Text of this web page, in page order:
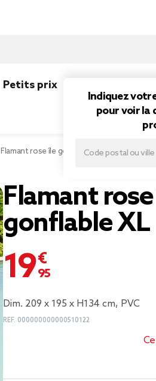
Indiquez
pour voir la
Petits prix
Flamant rose île gonflable XL
Flamant
gonflable XL
19,95 €
Dim. 209 x 195 x H134 cm, PVC
REF. 000000000000510122